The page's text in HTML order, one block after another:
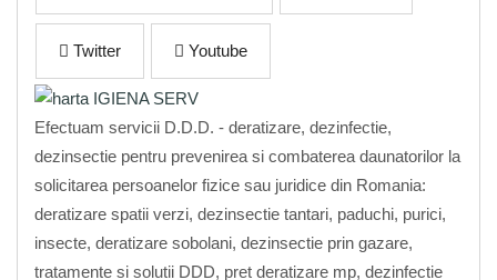
Twitter Youtube
Efectuam servicii D.D.D. - deratizare, dezinfectie,
dezinsectie pentru prevenirea si combaterea daunatorilor la
solicitarea persoanelor fizice sau juridice din Romania:
deratizare spatii verzi, dezinsectie tantari, paduchi, purici,
insecte, deratizare sobolani, dezinsectie prin gazare,
tratamente si solutii DDD, pret deratizare mp, dezinfectie